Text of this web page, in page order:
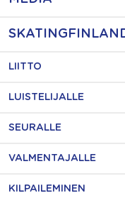
LIITTO
LUISTELIJALLE
SEURALLE
VALMENTAJALLE
KILPAILEMINEN